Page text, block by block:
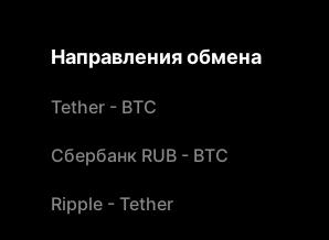
Направления обмена
Tether - BTC
Сбербанк RUB - BTC
Ripple - Tether